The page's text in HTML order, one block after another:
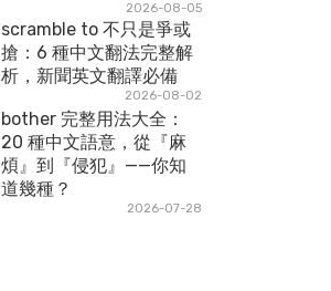
2026-08-05
scramble to 不只是爭或
搶：6 種中文翻法完整解
析，新聞英文翻譯必備
2026-08-02
bother 完整用法大全：
20 種中文語意，從『麻
煩』到『侵犯』——你知
道幾種？
2026-07-28